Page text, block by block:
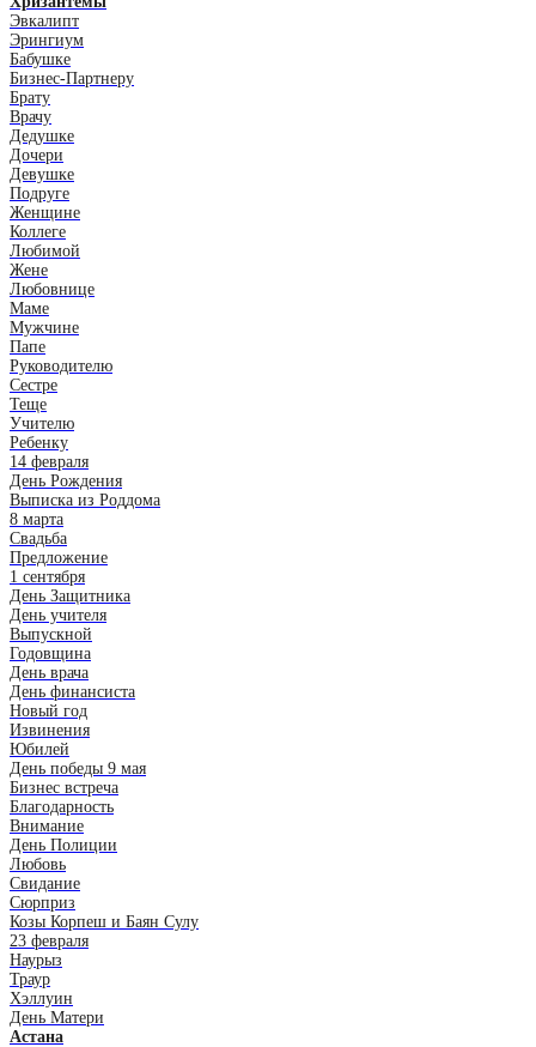
Эвкалипт
Эрингиум
Бабушке
Бизнес-Партнеру
Брату
Врачу
Дедушке
Дочери
Девушке
Подруге
Женщине
Коллеге
Любимой
Жене
Любовнице
Маме
Мужчине
Папе
Руководителю
Сестре
Теще
Учителю
Ребенку
14 февраля
День Рождения
Выписка из Роддома
8 марта
Свадьба
Предложение
1 сентября
День Защитника
День учителя
Выпускной
Годовщина
День врача
День финансиста
Новый год
Извинения
Юбилей
День победы 9 мая
Бизнес встреча
Благодарность
Внимание
День Полиции
Любовь
Свидание
Сюрприз
Козы Корпеш и Баян Сулу
23 февраля
Наурыз
Траур
Хэллуин
День Матери
Астана